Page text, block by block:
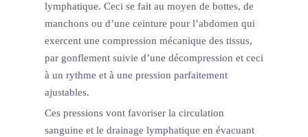
lymphatique. Ceci se fait au moyen de bottes, de
manchons ou d’une ceinture pour l’abdomen qui
exercent une compression mécanique des tissus,
par gonflement suivie d’une décompression et ceci
à un rythme et à une pression parfaitement
ajustables.
Ces pressions vont favoriser la circulation
sanguine et le drainage lymphatique en évacuant